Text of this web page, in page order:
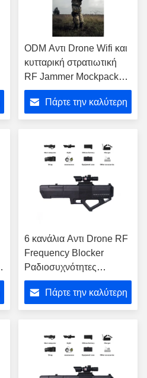
ODM Αντι Drone Wifi και
κυτταρική στρατιωτική
RF Jammer Mockpacks
μη επανδρωμένο
Πάρτε την καλύτερη
6 κανάλια Αντι Drone RF
Frequency Blocker
Ραδιοσυχνότητες
συσκευές παρεμβολής
24V 10AΠάρτε την καλύτερη